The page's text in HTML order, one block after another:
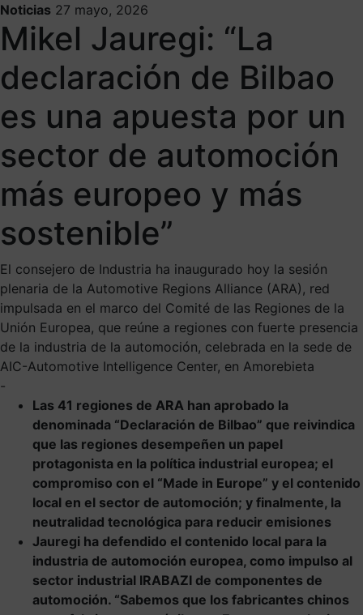
Noticias 27 mayo, 2026
Mikel Jauregi: “La
declaración de Bilbao
es una apuesta por un
sector de automoción
más europeo y más
sostenible”
El consejero de Industria ha inaugurado hoy la sesión
plenaria de la Automotive Regions Alliance (ARA), red
impulsada en el marco del Comité de las Regiones de la
Unión Europea, que reúne a regiones con fuerte presencia
de la industria de la automoción, celebrada en la sede de
AIC-Automotive Intelligence Center, en Amorebieta
-
Las 41 regiones de ARA han aprobado la
denominada “Declaración de Bilbao” que reivindica
que las regiones desempeñen un papel
protagonista en la política industrial europea; el
compromiso con el “Made in Europe” y el contenido
local en el sector de automoción; y finalmente, la
neutralidad tecnológica para reducir emisiones
Jauregi ha defendido el contenido local para la
industria de automoción europea, como impulso al
sector industrial IRABAZI de componentes de
automoción. “Sabemos que los fabricantes chinos